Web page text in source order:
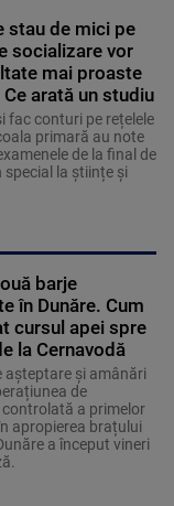
stau de mici pe
socializare vor
mai proaste
Ce arată un studiu
fac conturi pe rețelele
primară au note
de la final de
special la științe și
barje
în Dunăre. Cum
cursul apei spre
la Cernavodă
așteptare și amânări
de
a primelor
apropierea brațului
a început vineri